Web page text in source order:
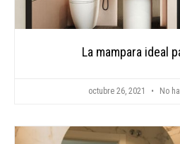
La mampara ideal
octubre 26, 2021 No